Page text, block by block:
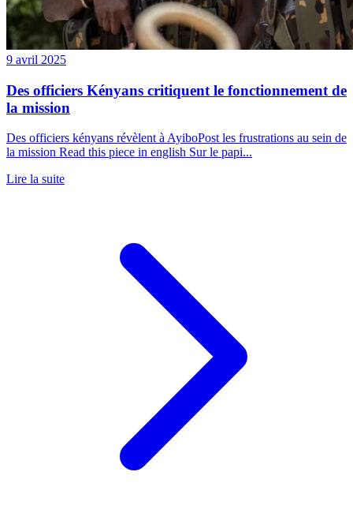
9 avril 2025
Des officiers Kényans critiquent le fonctionnement de
la mission
Des officiers kényans révèlent à AyiboPost les frustrations au sein de
la mission Read this piece in english Sur le papi...
Lire la suite